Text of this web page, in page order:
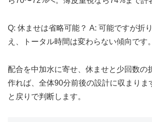
Q: 休ませは省略可能？ A: 可能ですが折
え、トータル時間は変わらない傾向です。
配合を中加水に寄せ、休ませと少回数の
作れば、全体90分前後の設計に収まりま
と戻りで判断します。